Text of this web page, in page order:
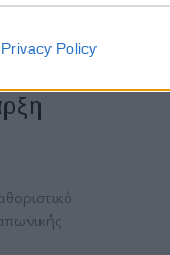
Privacy Policy